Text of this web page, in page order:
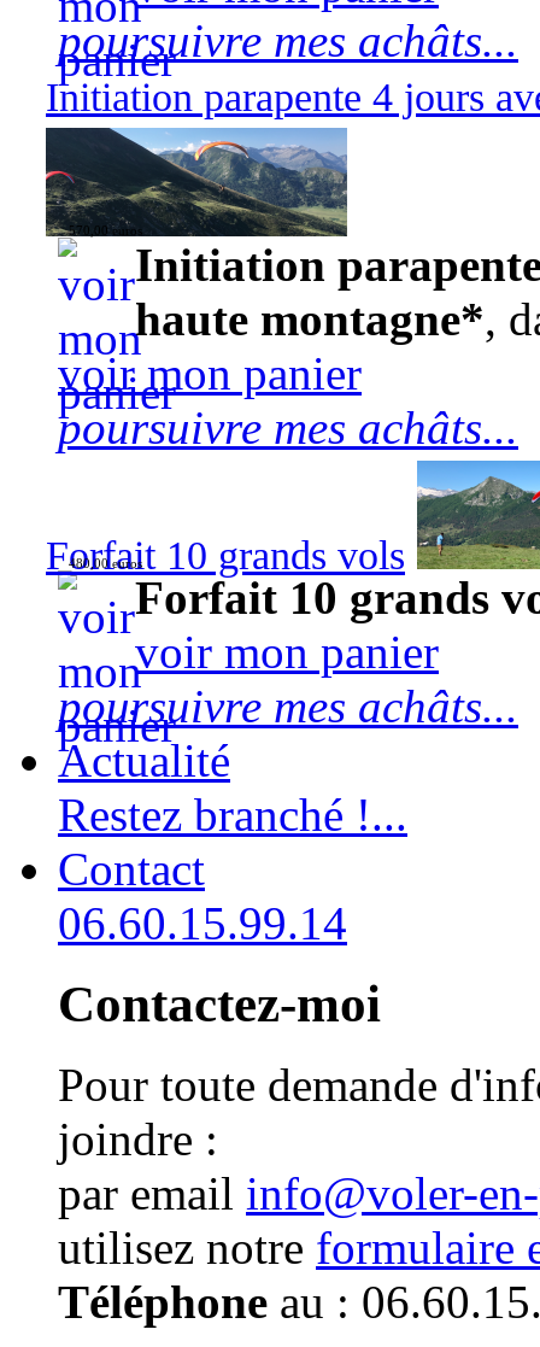
poursuivre mes achâts...
Initiation parapente 4 jours
570,00 euros
Initiation
haute montagne*,
voir mon panier
poursuivre mes achâts...
Forfait 10 grands vols
480,00 euros
Forfait 10 grands
voir mon panier
poursuivre mes achâts...
Actualité
Restez branché !...
Contact
06.60.15.99.14
Contactez-moi
Pour toute demande
joindre :
par email info@voler-
utilisez notre formulaire
Téléphone au :